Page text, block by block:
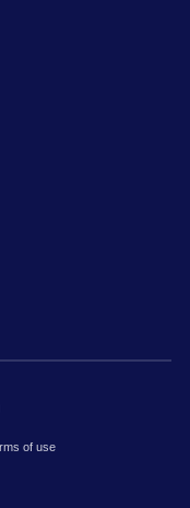
of use
vorbehalten.